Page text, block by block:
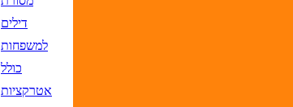
דילים
למשפחות
כולל
אטרקציות